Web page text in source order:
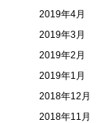
2019年4月
2019年3月
2019年2月
2019年1月
2018年12月
2018年11月